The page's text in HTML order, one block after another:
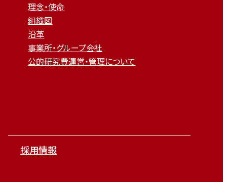
理念・使命
組織図
沿革
事業所・グループ会社
公的研究費運営・管理について
採用情報